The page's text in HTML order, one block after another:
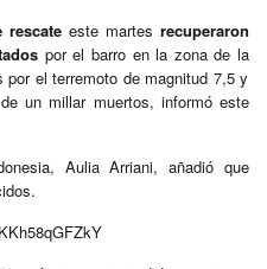
rescate este martes recuperaron
por el barro en la zona de la
por el terremoto de magnitud 7,5 y
un millar muertos, informó este
Aulia Arriani, añadió que